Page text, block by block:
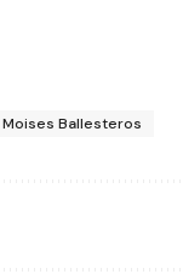
Moises Ballesteros